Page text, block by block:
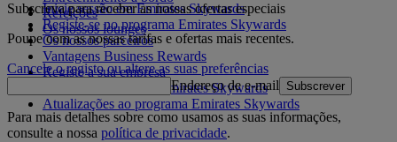
Refeições
Os nossos lounges
Inicie sessão em Emirates Skywards
Registe-se no programa Emirates Skywards
Os nossos parceiros
Vantagens Business Rewards
Registe a sua empresa
Regras do programa Emirates Skywards
Atualizações ao programa Emirates Skywards
Subscreva para receber as nossas ofertas especiais
Poupe com as nossas tarifas e ofertas mais recentes.
Cancele o registo ou altere as suas preferências
Endereço de e-mail
Subscrever
Para mais detalhes sobre como usamos as suas informações,
consulte a nossa política de privacidade.